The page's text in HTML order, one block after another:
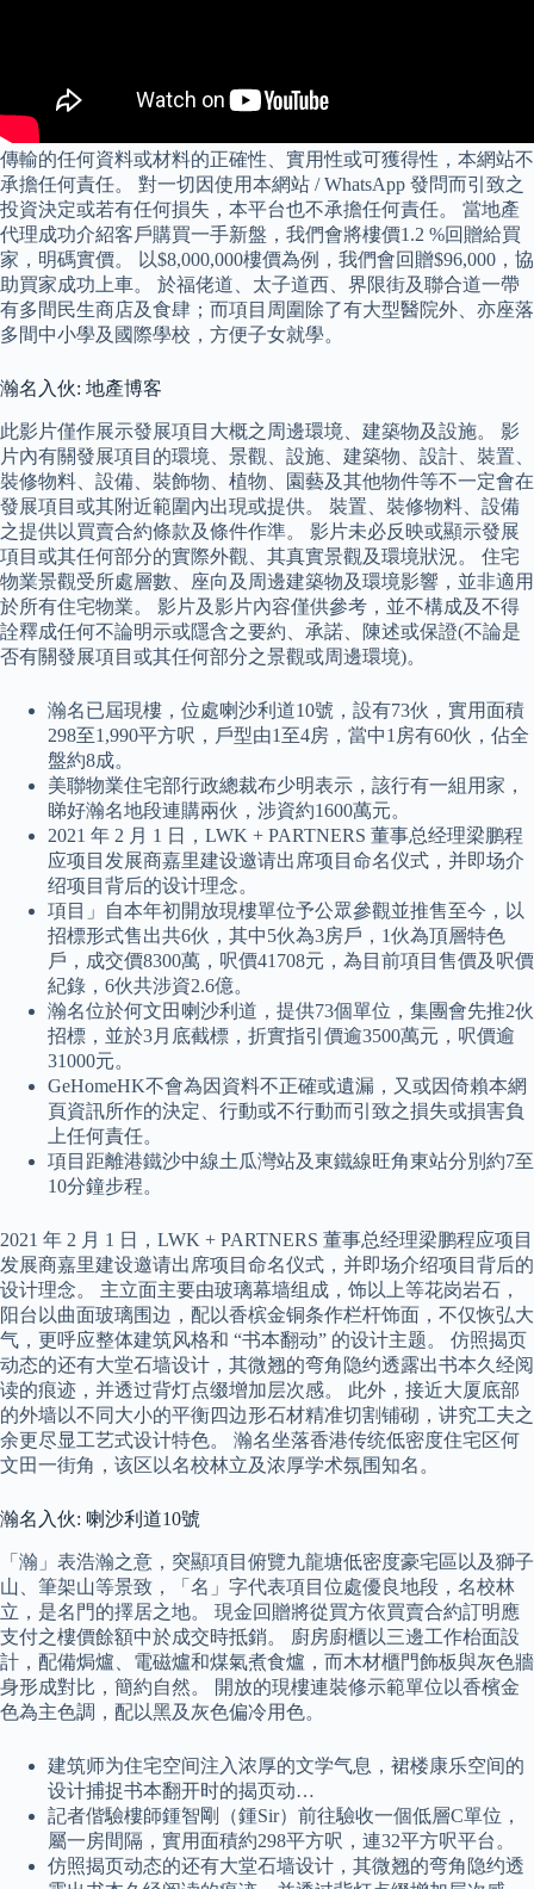
傳輸的任何資料或材料的正確性、實用性或可獲得性，本網站不
承擔任何責任。 對一切因使用本網站 / WhatsApp 發問而引致之
投資決定或若有任何損失，本平台也不承擔任何責任。 當地產
代理成功介紹客戶購買一手新盤，我們會將樓價1.2 %回贈給買
家，明碼實價。 以$8,000,000樓價為例，我們會回贈$96,000，協
助買家成功上車。 於福佬道、太子道西、界限街及聯合道一帶
有多間民生商店及食肆；而項目周圍除了有大型醫院外、亦座落
多間中小學及國際學校，方便子女就學。
瀚名入伙: 地產博客
此影片僅作展示發展項目大概之周邊環境、建築物及設施。 影
片內有關發展項目的環境、景觀、設施、建築物、設計、裝置、
裝修物料、設備、裝飾物、植物、園藝及其他物件等不一定會在
發展項目或其附近範圍內出現或提供。 裝置、裝修物料、設備
之提供以買賣合約條款及條件作準。 影片未必反映或顯示發展
項目或其任何部分的實際外觀、其真實景觀及環境狀況。 住宅
物業景觀受所處層數、座向及周邊建築物及環境影響，並非適用
於所有住宅物業。 影片及影片內容僅供參考，並不構成及不得
詮釋成任何不論明示或隱含之要約、承諾、陳述或保證(不論是
否有關發展項目或其任何部分之景觀或周邊環境)。
瀚名已屆現樓，位處喇沙利道10號，設有73伙，實用面積
298至1,990平方呎，戶型由1至4房，當中1房有60伙，佔全
盤約8成。
美聯物業住宅部行政總裁布少明表示，該行有一組用家，
睇好瀚名地段連購兩伙，涉資約1600萬元。
2021 年 2 月 1 日，LWK + PARTNERS 董事总经理梁鹏程
应项目发展商嘉里建设邀请出席项目命名仪式，并即场介
绍项目背后的设计理念。
項目」自本年初開放現樓單位予公眾參觀並推售至今，以
招標形式售出共6伙，其中5伙為3房戶，1伙為頂層特色
戶，成交價8300萬，呎價41708元，為目前項目售價及呎價
紀錄，6伙共涉資2.6億。
瀚名位於何文田喇沙利道，提供73個單位，集團會先推2伙
招標，並於3月底截標，折實指引價逾3500萬元，呎價逾
31000元。
GeHomeHK不會為因資料不正確或遺漏，又或因倚賴本網
頁資訊所作的決定、行動或不行動而引致之損失或損害負
上任何責任。
項目距離港鐵沙中線土瓜灣站及東鐵線旺角東站分別約7至
10分鐘步程。
2021 年 2 月 1 日，LWK + PARTNERS 董事总经理梁鹏程应项目
发展商嘉里建设邀请出席项目命名仪式，并即场介绍项目背后的
设计理念。 主立面主要由玻璃幕墙组成，饰以上等花岗岩石，
阳台以曲面玻璃围边，配以香槟金铜条作栏杆饰面，不仅恢弘大
气，更呼应整体建筑风格和 “书本翻动” 的设计主题。 仿照揭页
动态的还有大堂石墙设计，其微翘的弯角隐约透露出书本久经阅
读的痕迹，并透过背灯点缀增加层次感。 此外，接近大厦底部
的外墙以不同大小的平衡四边形石材精准切割铺砌，讲究工夫之
余更尽显工艺式设计特色。 瀚名坐落香港传统低密度住宅区何
文田一街角，该区以名校林立及浓厚学术氛围知名。
瀚名入伙: 喇沙利道10號
「瀚」表浩瀚之意，突顯項目俯覽九龍塘低密度豪宅區以及獅子
山、筆架山等景致，「名」字代表項目位處優良地段，名校林
立，是名門的擇居之地。 現金回贈將從買方依買賣合約訂明應
支付之樓價餘額中於成交時抵銷。 廚房廚櫃以三邊工作枱面設
計，配備焗爐、電磁爐和煤氣煮食爐，而木材櫃門飾板與灰色牆
身形成對比，簡約自然。 開放的現樓連裝修示範單位以香檳金
色為主色調，配以黑及灰色偏冷用色。
建筑师为住宅空间注入浓厚的文学气息，裙楼康乐空间的
设计捕捉书本翻开时的揭页动…
記者偕驗樓師鍾智剛（鍾Sir）前往驗收一個低層C單位，
屬一房間隔，實用面積約298平方呎，連32平方呎平台。
仿照揭页动态的还有大堂石墙设计，其微翘的弯角隐约透